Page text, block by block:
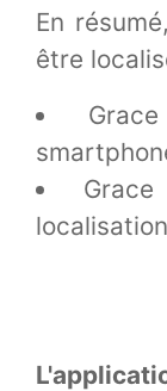
En
être